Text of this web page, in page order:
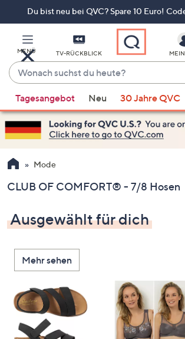
Du bist neu bei QVC? Spare 10 Euro!
MENÜ TV-RÜCKBLICK
Wonach
suchst
du
heute?
Vorschläge
verfügbar
sind,
verwenden
Sie
Pfeiltasten
oben
und
nach
unten
oder
wischen
Sie
Touch-
Tagesangebot Neu 30 Jahre QVC
Mode
CLUB OF COMFORT® - 7/8 Hosen
Ausgewählt für dich
Mehr sehen